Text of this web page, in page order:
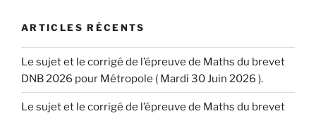
ARTICLES RÉCENTS
Le sujet et le corrigé de l’épreuve de Maths du brevet
DNB 2026 pour Métropole ( Mardi 30 Juin 2026 ).
Le sujet et le corrigé de l’épreuve de Maths du brevet